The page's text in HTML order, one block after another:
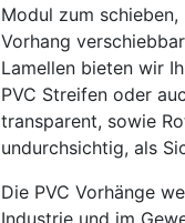
Modul zum schieben,
Vorhang
Lamellen bieten wir
PVC Streifen oder
transparent, sowie
undurchsichtig, als
Die PVC Vorhänge
Industrie und im